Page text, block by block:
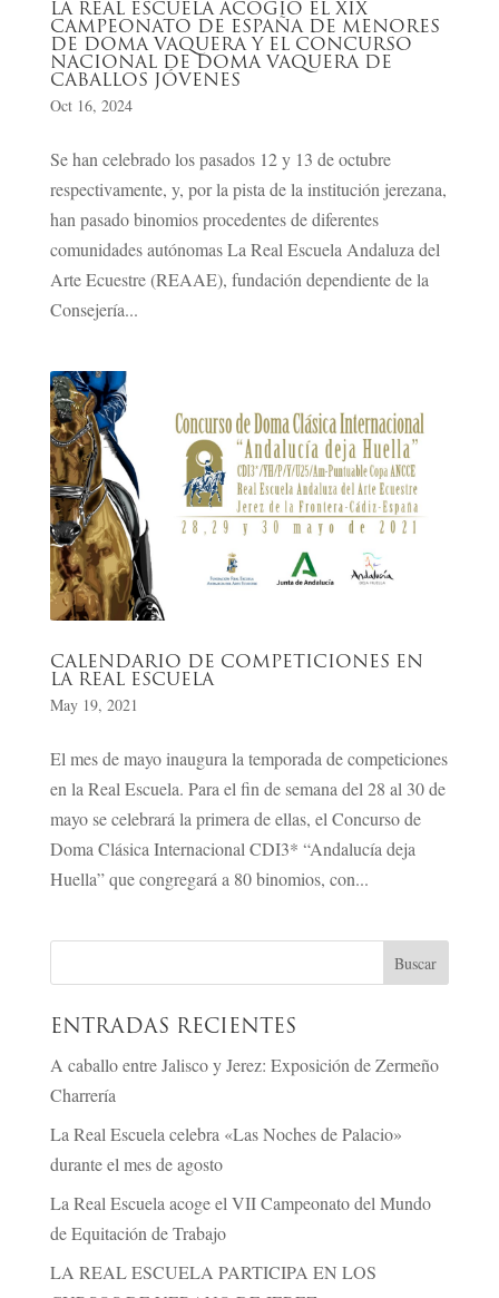
LA REAL ESCUELA ACOGIÓ EL XIX
CAMPEONATO DE ESPAÑA DE MENORES
DE DOMA VAQUERA Y EL CONCURSO
NACIONAL DE DOMA VAQUERA DE
CABALLOS JÓVENES
Oct 16, 2024
Se han celebrado los pasados 12 y 13 de octubre
respectivamente, y, por la pista de la institución jerezana,
han pasado binomios procedentes de diferentes
comunidades autónomas La Real Escuela Andaluza del
Arte Ecuestre (REAAE), fundación dependiente de la
Consejería...
CALENDARIO DE COMPETICIONES EN
LA REAL ESCUELA
May 19, 2021
El mes de mayo inaugura la temporada de competiciones
en la Real Escuela. Para el fin de semana del 28 al 30 de
mayo se celebrará la primera de ellas, el Concurso de
Doma Clásica Internacional CDI3* “Andalucía deja
Huella” que congregará a 80 binomios, con...
ENTRADAS RECIENTES
A caballo entre Jalisco y Jerez: Exposición de Zermeño
Charrería
La Real Escuela celebra «Las Noches de Palacio»
durante el mes de agosto
La Real Escuela acoge el VII Campeonato del Mundo
de Equitación de Trabajo
LA REAL ESCUELA PARTICIPA EN LOS